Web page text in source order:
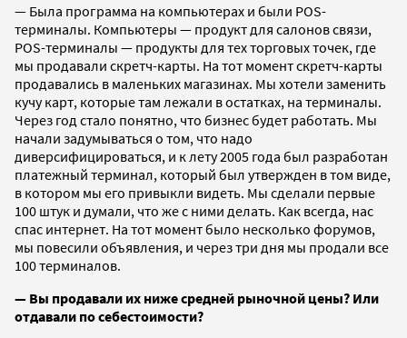
— Была программа на компьютерах и были POS-
терминалы. Компьютеры — продукт для салонов связи,
POS-терминалы — продукты для тех торговых точек, где
мы продавали скретч-карты. На тот момент скретч-карты
продавались в маленьких магазинах. Мы хотели заменить
кучу карт, которые там лежали в остатках, на терминалы.
Через год стало понятно, что бизнес будет работать. Мы
начали задумываться о том, что надо
диверсифицироваться, и к лету 2005 года был разработан
платежный терминал, который был утвержден в том виде,
в котором мы его привыкли видеть. Мы сделали первые
100 штук и думали, что же с ними делать. Как всегда, нас
спас интернет. На тот момент было несколько форумов,
мы повесили объявления, и через три дня мы продали все
100 терминалов.
— Вы продавали их ниже средней рыночной цены? Или
отдавали по себестоимости?